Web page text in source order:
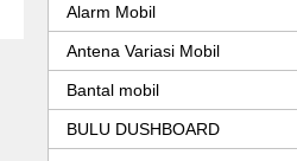
Alarm Mobil
Antena Variasi Mobil
Bantal mobil
BULU DUSHBOARD